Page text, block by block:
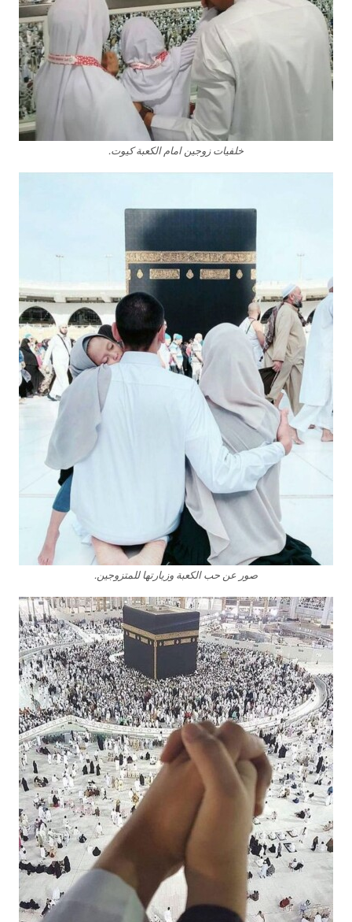
خلفيات زوجين امام الكعبة كيوت.
صور عن حب الكعبة وزيارتها للمتزوجين.